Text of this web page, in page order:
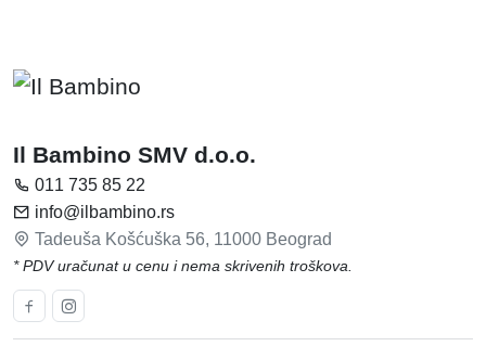
Il Bambino SMV d.o.o.
011 735 85 22
info@ilbambino.rs
Tadeuša Košćuška 56, 11000 Beograd
* PDV uračunat u cenu i nema skrivenih troškova.